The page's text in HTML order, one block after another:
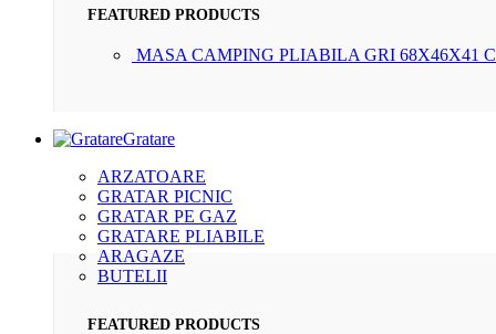
FEATURED PRODUCTS
MASA CAMPING PLIABILA GRI 68X46X41
Gratare
ARZATOARE
GRATAR PICNIC
GRATAR PE GAZ
GRATARE PLIABILE
ARAGAZE
BUTELII
FEATURED PRODUCTS